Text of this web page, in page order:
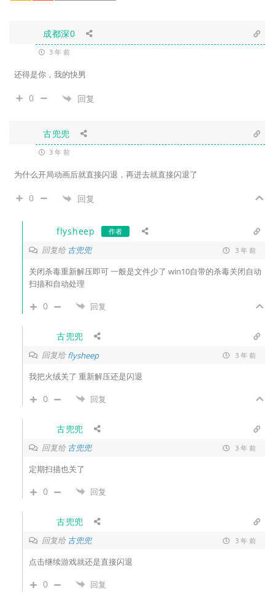
成都深0
3 年 前
还得是你，我的快男
0 回复
古兜兜
3 年 前
为什么开局动画后就直接闪退，再进去就直接闪退了
0 回复
flysheep 作者
回复给 古兜兜 3 年 前
关闭杀毒重新解压即可 一般是文件少了 win10自带的杀毒关闭自动
扫描和自动处理
0 回复
古兜兜
回复给flysheep 3 年 前
我把火绒关了 重新解压还是闪退
0 回复
古兜兜
回复给 古兜兜 3 年 前
定期扫描也关了
0 回复
古兜兜
回复给 古兜兜 3 年 前
点击继续游戏就还是直接闪退
0 回复